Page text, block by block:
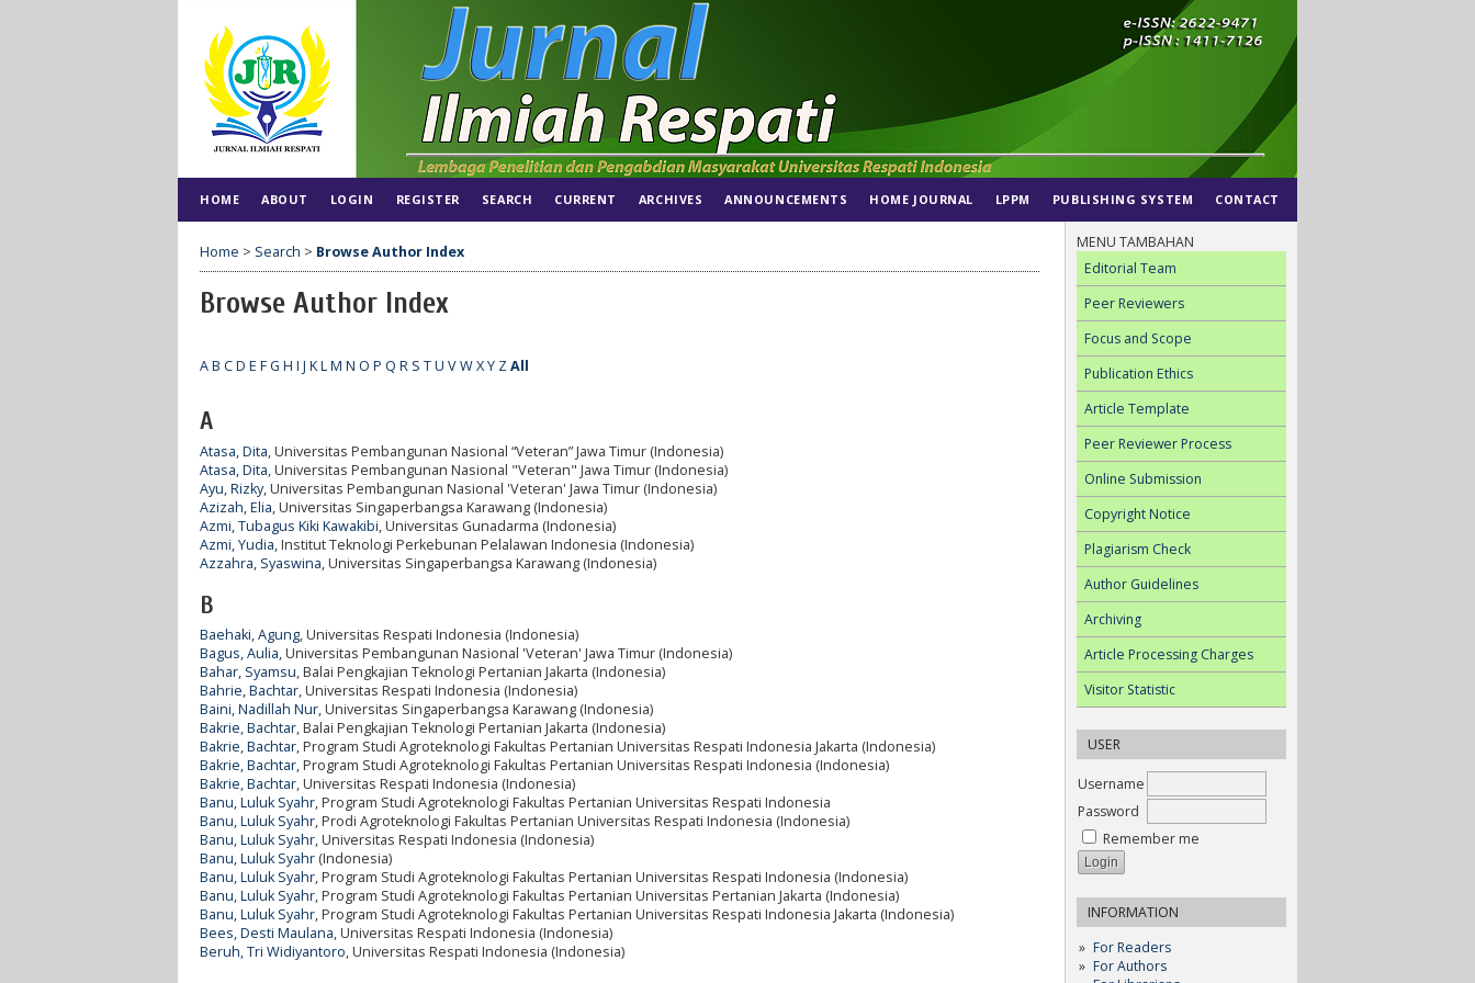
MENU TAMBAHAN
Editorial Team
Peer Reviewers
Focus and Scope
Publication Ethics
Article Template
Peer Reviewer Process
Online Submission
Copyright Notice
Plagiarism Check
Author Guidelines
Archiving
Article Processing Charges
Visitor Statistic
USER
Username
Password
Remember me
INFORMATION
For Readers
For Authors
HOME ABOUT LOGIN REGISTER SEARCH CURRENT ARCHIVES ANNOUNCEMENTS HOME JOURNAL LPPM PUBLISHING SYSTEM CONTACT
Home > Search > Browse Author Index
Browse Author Index
AB CD E FG H I J KLM N O P Q R S TU VWXY ZAll
A
Atasa, Dita, Universitas Pembangunan Nasional “Veteran” Jawa Timur (Indonesia)
Atasa, Dita, Universitas Pembangunan Nasional "Veteran" Jawa Timur (Indonesia)
Ayu, Rizky, Universitas Pembangunan Nasional 'Veteran' Jawa Timur (Indonesia)
Azizah, Elia, Universitas Singaperbangsa Karawang (Indonesia)
Azmi, Tubagus Kiki Kawakibi, Universitas Gunadarma (Indonesia)
Azmi, Yudia, Institut Teknologi Perkebunan Pelalawan Indonesia (Indonesia)
Azzahra, Syaswina, Universitas Singaperbangsa Karawang (Indonesia)
B
Baehaki, Agung, Universitas Respati Indonesia (Indonesia)
Bagus, Aulia, Universitas Pembangunan Nasional 'Veteran' Jawa Timur (Indonesia)
Bahar, Syamsu, Balai Pengkajian Teknologi Pertanian Jakarta (Indonesia)
Bahrie, Bachtar, Universitas Respati Indonesia (Indonesia)
Baini, Nadillah Nur, Universitas Singaperbangsa Karawang (Indonesia)
Bakrie, Bachtar, Balai Pengkajian Teknologi Pertanian Jakarta (Indonesia)
Bakrie, Bachtar, Program Studi Agroteknologi Fakultas Pertanian Universitas Respati Indonesia Jakarta (Indonesia)
Bakrie, Bachtar, Program Studi Agroteknologi Fakultas Pertanian Universitas Respati Indonesia (Indonesia)
Bakrie, Bachtar, Universitas Respati Indonesia (Indonesia)
Banu, Luluk Syahr, Program Studi Agroteknologi Fakultas Pertanian Universitas Respati Indonesia
Banu, Luluk Syahr, Prodi Agroteknologi Fakultas Pertanian Universitas Respati Indonesia (Indonesia)
Banu, Luluk Syahr, Universitas Respati Indonesia (Indonesia)
Banu, Luluk Syahr (Indonesia)
Banu, Luluk Syahr, Program Studi Agroteknologi Fakultas Pertanian Universitas Respati Indonesia (Indonesia)
Banu, Luluk Syahr, Program Studi Agroteknologi Fakultas Pertanian Universitas Pertanian Jakarta (Indonesia)
Banu, Luluk Syahr, Program Studi Agroteknologi Fakultas Pertanian Universitas Respati Indonesia Jakarta (Indonesia)
Bees, Desti Maulana, Universitas Respati Indonesia (Indonesia)
Beruh, Tri Widiyantoro, Universitas Respati Indonesia (Indonesia)